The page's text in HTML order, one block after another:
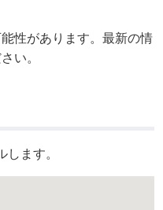
性があります。最新の情
い。
ます。